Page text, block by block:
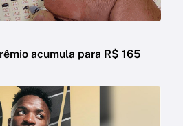
acumula para R$ 165